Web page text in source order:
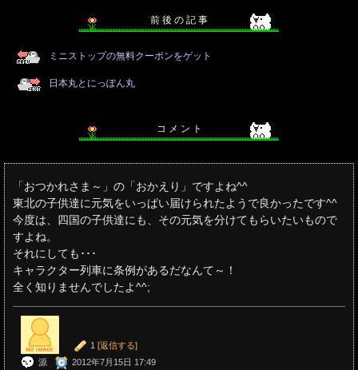
前 後 の 記 事
ミニストップの無料クーポンをゲット
日本丸とにっぽん丸
コ メ ン ト
「おつかれさま～」の「おかえり」ですよね^^
東北の子供達に元気をいっぱい届けられたようで良かったです^^
今度は、四国の子供達にも、その元気を分けてもらいたいもので
すよね。
それにしても･･･
キャラクター列車に条例があるだなんて～！
全く知りませんでしたよ^^;
1 [返信する]
源
2012年7月15日 17:49